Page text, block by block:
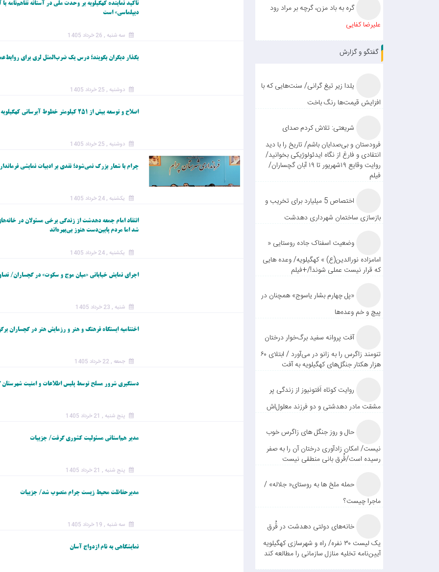
گره به باد مزن، گرچه بر مراد رود
علیرضا کفایی
گفتگو و گزارش
یلدا زیر تیغ گرانی/ سنت‌هایی که با
افزایش قیمت‌ها رنگ باخت
شریعتی: تلاش کردم صدای
فرودستان و بی‌صدایان باشم/ تاریخ را با دید
انتقادی و فارغ از نگاه ایدئولوژیکی بخوانید/
روایت وقایع ۱۹شهریور تا ۱۹ آبان گچساران/
فیلم
اختصاص 5 میلیارد برای تخریب و
بازسازی ساختمان شهرداری دهدشت
وضعیت اسفناک جاده روستایی «
امامزاده نورالدین(ع) » کهگیلویه/ وعده هایی
که قرار نیست عملی شوند!/+فیلم
«پل چهارم بشار یاسوج» همچنان در
پیچ و خم وعده‌ها
آفت پروانه سفید برگ‌خوار درختان
تنومند زاگرس را به زانو در می‌آورد / ابتلای ۶۰
هزار هکتار جنگل‌های کهگیلویه به آفت
روایت کوتاه اَفتونیوز از زندگی پر
مشقت مادر دهدشتی و دو فرزند معلول‌اش
حال و روز جنگل های زاگرس خوب
نیست/ امکان زادآوری درختان آن را به صفر
رسیده است/قُرق بانی منطقی نیست
حمله ملخ ها به روستای« جلاله» /
ماجرا چیست؟
خانه‌های دولتی دهدشت در قُرق
یک لیست ۳۰ نفره/ راه و شهرسازی کهگیلویه
آیین‌نامه تخلیه منازل سازمانی را مطالعه کند
تاکید نماینده کهگیلویه بر وحدت ملی در آستانه تفاهم‌نامه
دیپلماسی» است
سه شنبه , 26 خرداد 1405
بگذار دیگران بگویند؛ درس یک ضرب‌المثل لری برای
دوشنبه , 25 خرداد 1405
اصلاح و توسعه بیش از ۲۵۱ کیلومتر خطوط آبرسانی کهگیلویه و بویراحمد در سال ۱۴۰۴ / امام جمعه یاسوج: اسراف حرام شرعی است
دوشنبه , 25 خرداد 1405
چرام با شعار بزرگ نمی‌شود؛ نقدی بر ادبیات نمایشی فرماندار
یکشنبه , 24 خرداد 1405
انتقاد امام جمعه دهدشت از زندگی برخی مسئولان در
شد اما مردم پایین‌دست هنوز بی‌بهره‌اند
یکشنبه , 24 خرداد 1405
اجرای نمایش خیابانی «میان موج و سکوت» در گچساران/
شنبه , 23 خرداد 1405
اختتامیه ایستگاه فرهنگ و هنر و رزمایش هنر در گچساران
جمعه , 22 خرداد 1405
دستگيري شرور مسلح توسط پلیس اطلاعات و امنیت شهرستان
پنج شنبه , 21 خرداد 1405
مدیر هم‌استانی مسئولیت کشوری گرفت/ جزییات
پنج شنبه , 21 خرداد 1405
مدیرحفاظت محیط زیست چرام منصوب شد/ جزییات
سه شنبه , 19 خرداد 1405
نمایشگاهی به نام ازدواج آسان